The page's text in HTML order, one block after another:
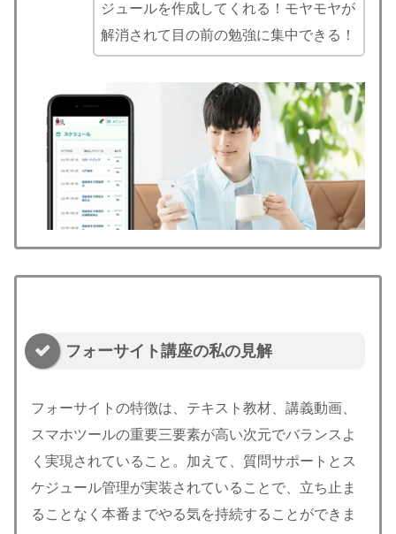
ジュールを作成してくれる！モヤモヤが
解消されて目の前の勉強に集中できる！
フォーサイト講座の私の見解
フォーサイトの特徴は、テキスト教材、講義動画、
スマホツールの重要三要素が高い次元でバランスよ
く実現されていること。加えて、質問サポートとス
ケジュール管理が実装されていることで、立ち止ま
ることなく本番までやる気を持続することができま